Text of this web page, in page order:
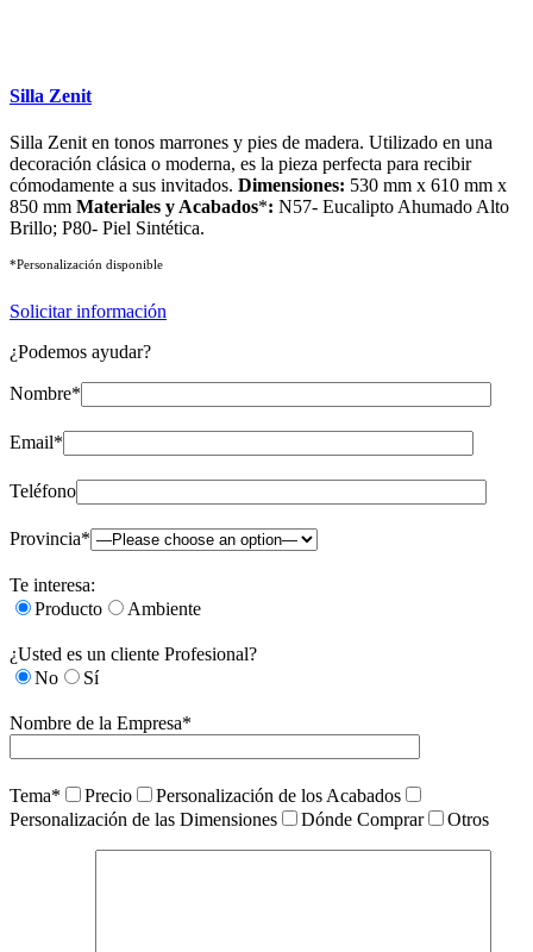
Silla Zenit
Silla Zenit en tonos marrones y pies de madera. Utilizado en una
decoración clásica o moderna, es la pieza perfecta para recibir
cómodamente a sus invitados. Dimensiones: 530 mm x 610 mm x
850 mm Materiales y Acabados*: N57- Eucalipto Ahumado Alto
Brillo; P80- Piel Sintética.
*Personalización disponible
Solicitar información
¿Podemos ayudar?
Nombre*
Email*
Teléfono
Provincia*
Te interesa:
Producto
Ambiente
¿Usted es un cliente Profesional?
No
Sí
Nombre de la Empresa*
Tema* Precio
Personalización de los Acabados
Personalización de las Dimensiones
Dónde Comprar Otros